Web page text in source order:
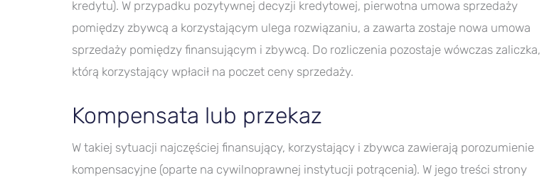
kredytu). W przypadku pozytywnej decyzji kredytowej, pierwotna umowa sprzedaży
pomiędzy zbywcą a korzystającym ulega rozwiązaniu, a zawarta zostaje nowa umowa
sprzedaży pomiędzy finansującym i zbywcą. Do rozliczenia pozostaje wówczas zaliczka,
którą korzystający wpłacił na poczet ceny sprzedaży.
Kompensata lub przekaz
W takiej sytuacji najczęściej finansujący, korzystający i zbywca zawierają porozumienie
kompensacyjne (oparte na cywilnoprawnej instytucji potrącenia). W jego treści strony